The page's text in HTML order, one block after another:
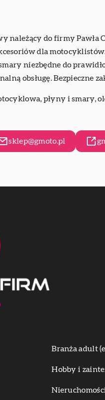
należący do firmy Pawła
dla
niezbędne do
obsługę. Bezpieczne
płyny i smary,
sklep@gmoto.pl
Branża adult
Hobby i